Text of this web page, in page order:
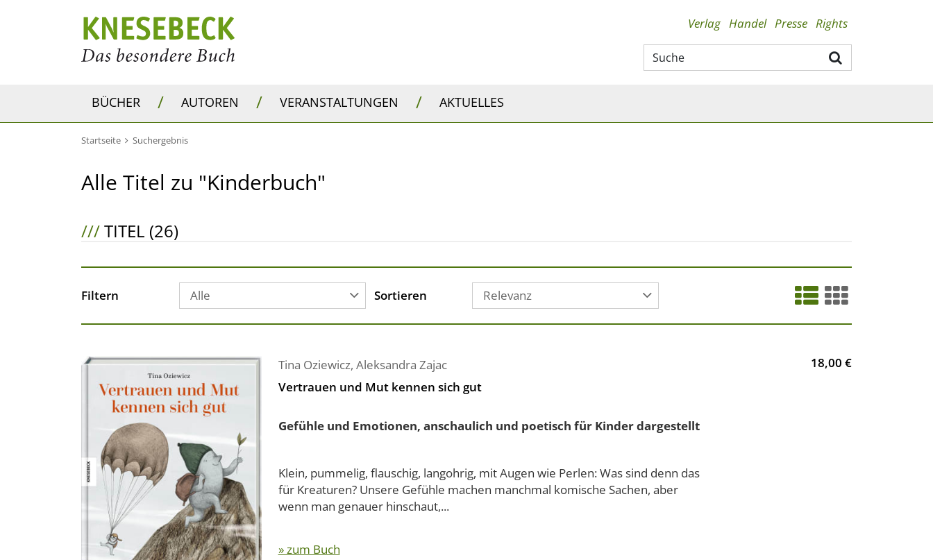
Verlag Handel Presse Rights
BÜCHER / AUTOREN / VERANSTALTUNGEN / AKTUELLES
Startseite Suchergebnis
Alle Titel zu "Kinderbuch"
///TITEL (26)
Filtern Alle Sortieren Relevanz
Tina Oziewicz, Aleksandra Zajac
Vertrauen und Mut kennen sich gut
Gefühle und Emotionen, anschaulich und poetisch für Kinder dargestellt
Klein, pummelig, flauschig, langohrig, mit Augen wie Perlen: Was sind denn das
für Kreaturen? Unsere Gefühle machen manchmal komische Sachen, aber
wenn man genauer hinschaut,...
» zum Buch
18,00 €